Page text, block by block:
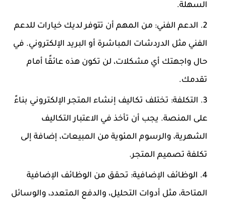
السهلة.
الدعم الفني: من المهم أن تتوفر لديك خيارات للدعم
الفني مثل الدردشات المباشرة أو البريد الإلكتروني. في
حال واجهتك أي مشكلات، لن تكون هذه عائقًا أمام
تقدمك.
التكلفة: تختلف تكاليف إنشاء المتجر الإلكتروني بناءً
على المنصة. يجب أن تأخذ في الاعتبار التكاليف
الشهرية، والرسوم المئوية من المبيعات، إضافة إلى
تكلفة تصميم المتجر.
الوظائف الإضافية: تحقق من الوظائف الإضافية
المتاحة، مثل أدوات التحليل، والدفع المتعدد، والوسائل